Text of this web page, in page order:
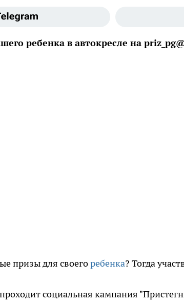
ребенка в автокресле на
призы для своегоребенка? Тогда
социальная кампания